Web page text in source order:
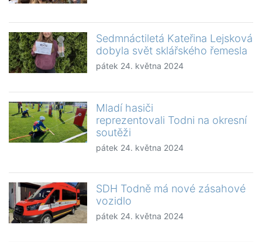
Sedmnáctiletá Kateřina Lejsková
dobyla svět sklářského řemesla
pátek 24. května 2024
Mladí hasiči
reprezentovali Todni na okresní
soutěži
pátek 24. května 2024
SDH Todně má nové zásahové
vozidlo
pátek 24. května 2024